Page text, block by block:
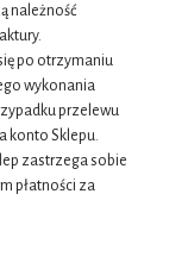
należność
po otrzymaniu
wykonania
przelewu
konto Sklepu.
zastrzega sobie
płatności za